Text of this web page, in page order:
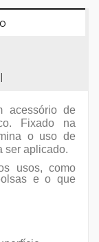
acessório de
Fixado na
o uso de
ser aplicado.
usos, como
e o que